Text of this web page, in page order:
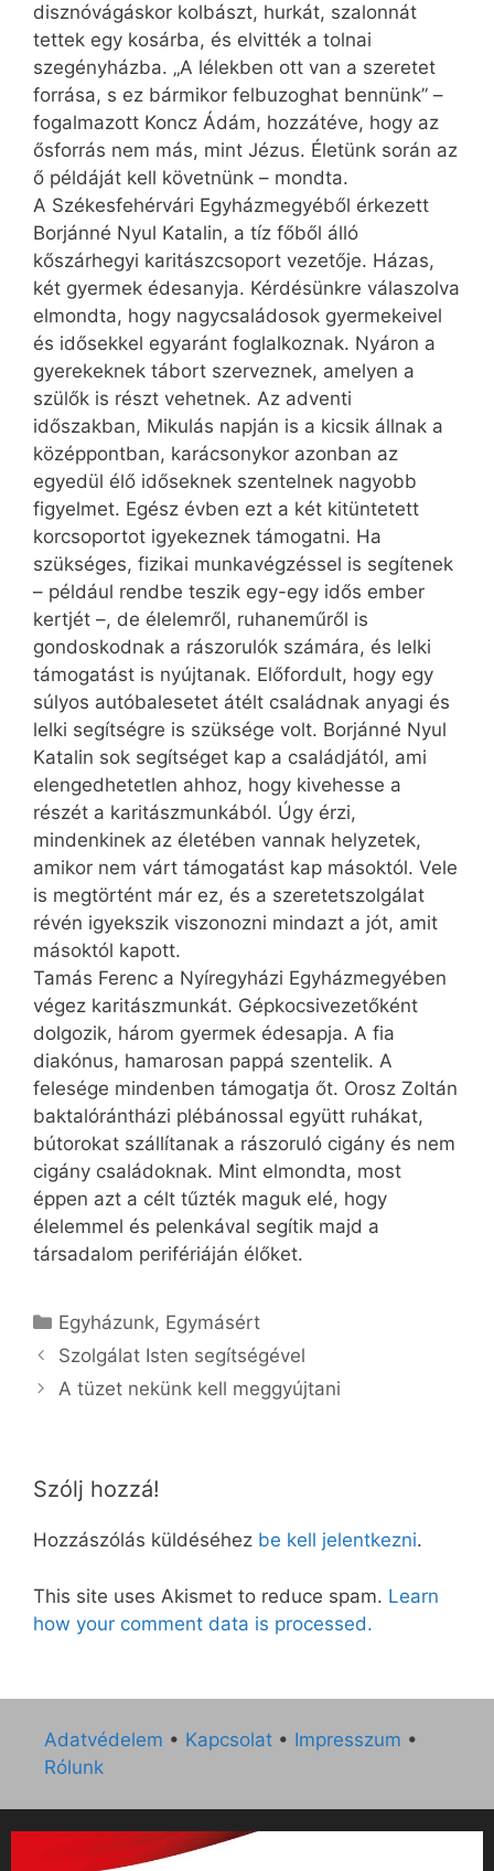
disznóvágáskor kolbászt, hurkát, szalonnát
tettek egy kosárba, és elvitték a tolnai
szegényházba. „A lélekben ott van a szeretet
forrása, s ez bármikor felbuzoghat bennünk” –
fogalmazott Koncz Ádám, hozzátéve, hogy az
ősforrás nem más, mint Jézus. Életünk során az
ő példáját kell követnünk – mondta.
A Székesfehérvári Egyházmegyéből érkezett
Borjánné Nyul Katalin, a tíz főből álló
kőszárhegyi karitászcsoport vezetője. Házas,
két gyermek édesanyja. Kérdésünkre válaszolva
elmondta, hogy nagycsaládosok gyermekeivel
és idősekkel egyaránt foglalkoznak. Nyáron a
gyerekeknek tábort szerveznek, amelyen a
szülők is részt vehetnek. Az adventi
időszakban, Mikulás napján is a kicsik állnak a
középpontban, karácsonykor azonban az
egyedül élő időseknek szentelnek nagyobb
figyelmet. Egész évben ezt a két kitüntetett
korcsoportot igyekeznek támogatni. Ha
szükséges, fizikai munkavégzéssel is segítenek
– például rendbe teszik egy-egy idős ember
kertjét –, de élelemről, ruhaneműről is
gondoskodnak a rászorulók számára, és lelki
támogatást is nyújtanak. Előfordult, hogy egy
súlyos autóbalesetet átélt családnak anyagi és
lelki segítségre is szüksége volt. Borjánné Nyul
Katalin sok segítséget kap a családjától, ami
elengedhetetlen ahhoz, hogy kivehesse a
részét a karitászmunkából. Úgy érzi,
mindenkinek az életében vannak helyzetek,
amikor nem várt támogatást kap másoktól. Vele
is megtörtént már ez, és a szeretetszolgálat
révén igyekszik viszonozni mindazt a jót, amit
másoktól kapott.
Tamás Ferenc a Nyíregyházi Egyházmegyében
végez karitászmunkát. Gépkocsivezetőként
dolgozik, három gyermek édesapja. A fia
diakónus, hamarosan pappá szentelik. A
felesége mindenben támogatja őt. Orosz Zoltán
baktalórántházi plébánossal együtt ruhákat,
bútorokat szállítanak a rászoruló cigány és nem
cigány családoknak. Mint elmondta, most
éppen azt a célt tűzték maguk elé, hogy
élelemmel és pelenkával segítik majd a
társadalom perifériáján élőket.
Kategória
Egyházunk, Egymásért
Szolgálat Isten segítségével
A tüzet nekünk kell meggyújtani
Szólj hozzá!
Hozzászólás küldéséhez be kell jelentkezni.
This site uses Akismet to reduce spam. Learn
how your comment data is processed.
Adatvédelem • Kapcsolat • Impresszum •
Rólunk